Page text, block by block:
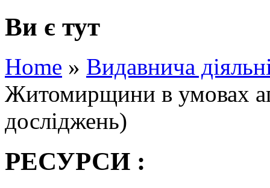
Ви є тут
Home » Видавнича
Житомирщини в умовах
досліджень)
РЕСУРСИ :